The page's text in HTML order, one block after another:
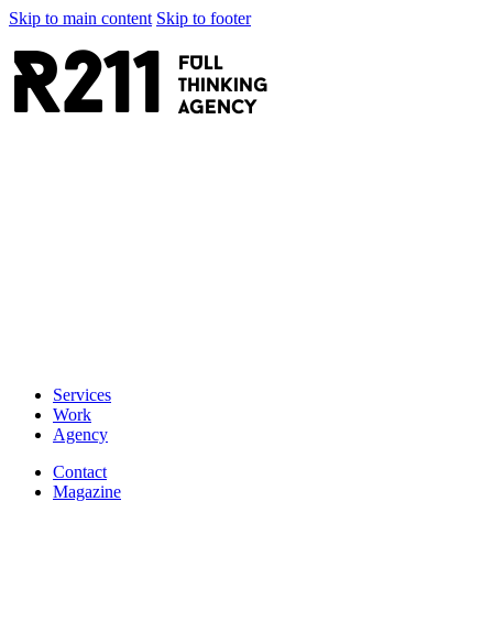
Skip to main content Skip to footer
R211
FULL
thinking
AGENCY
Services
Work
Agency
Contact
Magazine